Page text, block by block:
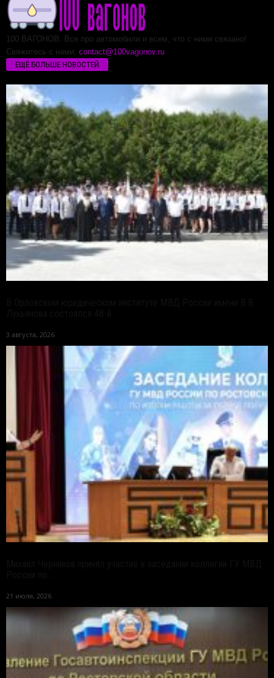
100 ВАГОНОВ. Все про автомобили и всем, что с ними связано!
Свяжитесь с нами: contact@100vagonov.ru
ЕЩЁ БОЛЬШЕ НОВОСТЕЙ
3 августа, 2026
21 июля, 2026